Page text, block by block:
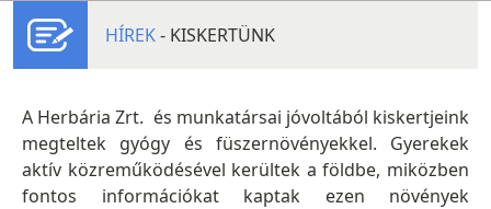
HÍREK- KISKERTÜNK
A Herbária Zrt. és munkatársai jóvoltából kiskertjeink
megteltek gyógy és füszernövényekkel. Gyerekek
aktív közreműködésével kerültek a földbe, miközben
fontos információkat kaptak ezen növények